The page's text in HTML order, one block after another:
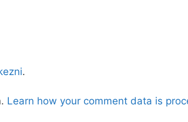
.
Learn how your comment data is